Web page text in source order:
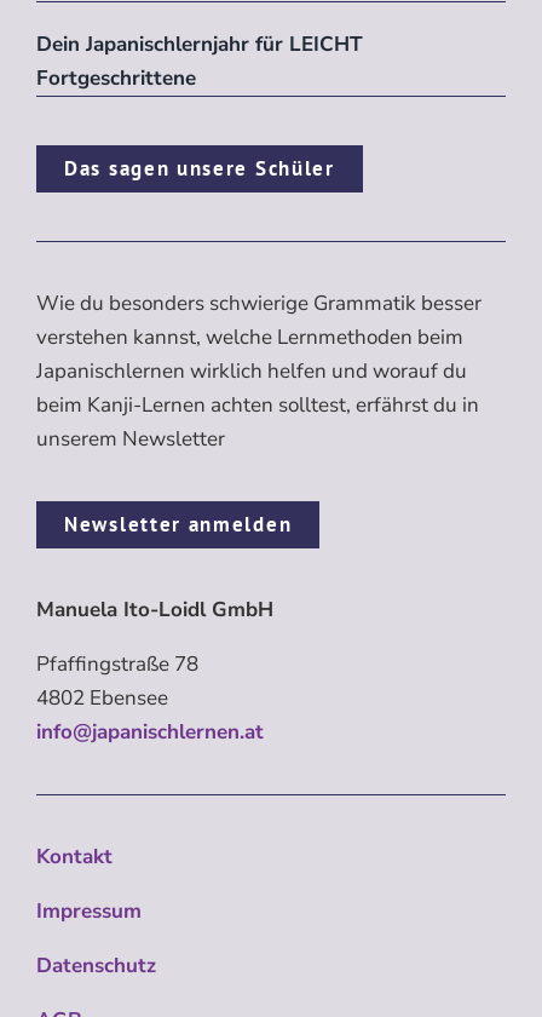
Dein Japanischlernjahr für LEICHT
Fortgeschrittene
Das sagen unsere Schüler
Wie du besonders schwierige Grammatik besser
verstehen kannst, welche Lernmethoden beim
Japanischlernen wirklich helfen und worauf du
beim Kanji-Lernen achten solltest, erfährst du in
unserem Newsletter
Newsletter anmelden
Manuela Ito-Loidl GmbH
Pfaffingstraße 78
4802 Ebensee
info@japanischlernen.at
Kontakt
Impressum
Datenschutz